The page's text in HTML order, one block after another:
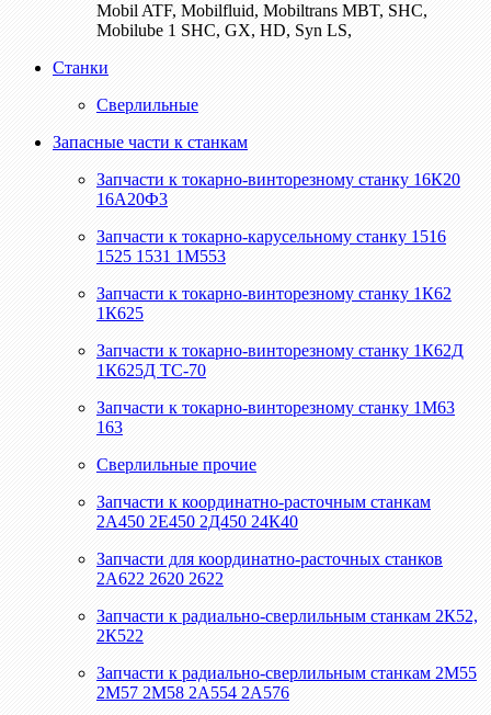
Mobil ATF, Mobilfluid, Mobiltrans MBT, SHC,
Mobilube 1 SHC, GX, HD, Syn LS,
Станки
Сверлильные
Запасные части к станкам
Запчасти к токарно-винторезному станку 16К20
16А20Ф3
Запчасти к токарно-карусельному станку 1516
1525 1531 1М553
Запчасти к токарно-винторезному станку 1К62
1К625
Запчасти к токарно-винторезному станку 1К62Д
1К625Д ТС-70
Запчасти к токарно-винторезному станку 1М63
163
Сверлильные прочие
Запчасти к координатно-расточным станкам
2А450 2Е450 2Д450 24К40
Запчасти для координатно-расточных станков
2А622 2620 2622
Запчасти к радиально-сверлильным станкам 2К52,
2К522
Запчасти к радиально-сверлильным станкам 2М55
2М57 2М58 2А554 2А576